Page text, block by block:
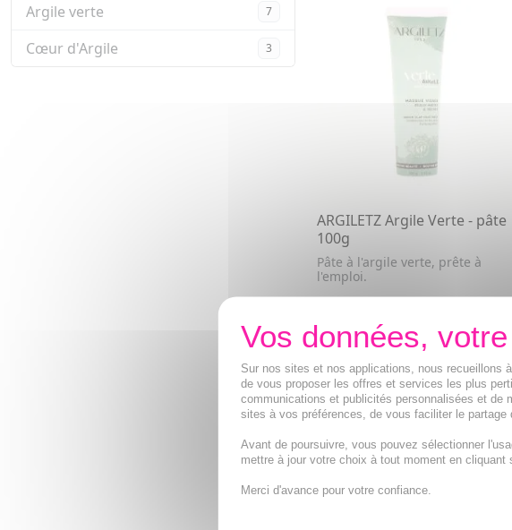
Argile verte 7
Cœur d'Argile 3
ARGILETZ Argile Verte - pâte
100g
Pâte à l'argile verte, prête à
l'emploi.
AJOUTER AU PANIER
Sur nos sites et nos applications, nous recueillons
de vous proposer les offres et services les plus
communications et publicités personnalisées et de
sites à vos préférences, de vous faciliter le
Avant de poursuivre, vous pouvez sélectionner
mettre à jour votre choix à tout moment en
Merci d'avance pour votre confiance.